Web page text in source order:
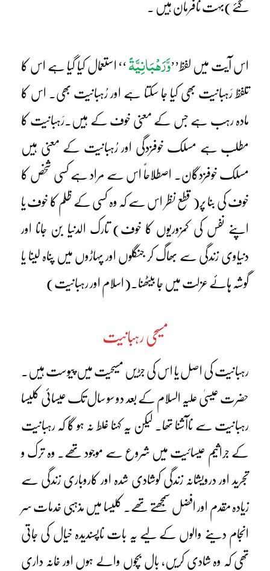
گئے)بہت نافرمان ہیں ۔
اس آیت میں لفظ’’وَّرَھْبَانِیَّۃً ‘‘ استعمال کیا گیا ہے اس کا
تلفظ رَہبانیت بھی کیا جا سکتا ہے اور رُہبانیت بھی۔ اس کا
مادہ رہب ہے جس کے معنی خوف کے ہیں۔رَہبانیت کا
مطلب ہے مسلک خوفزدگی اور رُہبانیت کے معنی ہیں
مسلک خوفزدگان۔ اصطلاحاً اس سے مراد ہے کسی شخص کا
خوف کی بنا پر( قطع نظر اس سے کہ وہ کسی کے ظلم کا خوف یا
اپنے نفس کی کمزوریوں کا خوف) تارک الدنیا بن جانا اور
دنیاوی زندگی سے بھاگ کر جنگلوں اور پہاڑوں میں پناہ لینا یا
گوشہ ہائے عزلت میں جا بیٹھنا۔(اسلام اور رہبانیت)
مسیحی رہبانیت
رہبانیت کی اصل یا اس کی جڑیں مسیحیت میں پیوست ہیں۔
حضرت عیسیٰ علیہ السلام کے بعد دو سو سال تک عیسائی کلیسا
رہبانیت سے ناآشنا تھا۔ لیکن یہ کہنا غلط نہ ہو گا کہ رہبانیت
کے جراثیم عیسائیت میں شروع سے موجود تھے۔ وہ ترک و
تجرید اور درویشانہ زندگی کوشادی شدہ اور کاروباری زندگی سے
زیادہ مقدم اور افضل سمجھتے تھے۔ کلیسا میں مذہبی خدمات سر
انجام دینے والوں کے لیے یہ بات ناپسندیدہ خیال کی جاتی
تھی کہ وہ شادی کریں، بال بچوں والے ہوں اور خانہ داری